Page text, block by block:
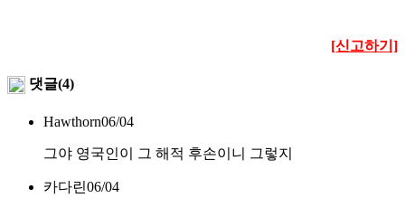
[신고하기]
댓글(4)
Hawthorn06/04
그야 영국인이 그 해적 후손이니 그렇지
카다린06/04